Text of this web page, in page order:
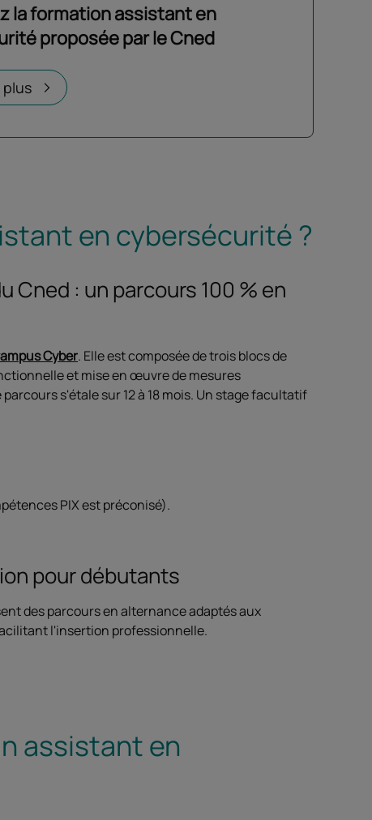
la formation assistant en
proposée par le Cned
plusnouvel onglet
en cybersécurité ?
: un parcours 100 % en
Cyber. Elle est composée de trois blocs de
et mise en œuvre de mesures
s'étale sur 12 à 18 mois. Un stage facultatif
PIX est préconisé).
pour débutants
des parcours en alternance adaptés aux
l'insertion professionnelle.
assistant en